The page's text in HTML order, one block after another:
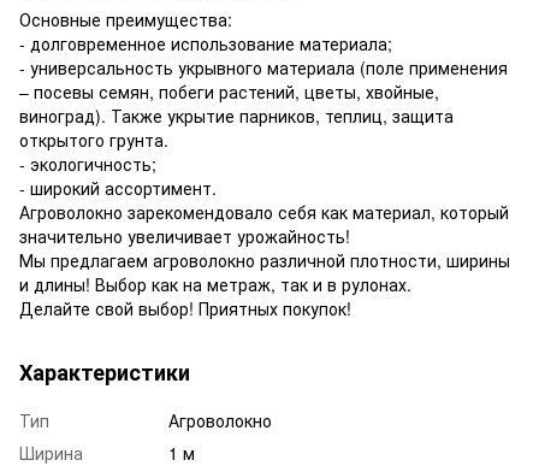
Основные преимущества:
- долговременное использование материала;
- универсальность укрывного материала (поле применения
– посевы семян, побеги растений, цветы, хвойные,
виноград). Также укрытие парников, теплиц, защита
открытого грунта.
- экологичность;
- широкий ассортимент.
Агроволокно зарекомендовало себя как материал, который
значительно увеличивает урожайность!
Мы предлагаем агроволокно различной плотности, ширины
и длины! Выбор как на метраж, так и в рулонах.
Делайте свой выбор! Приятных покупок!
Характеристики
Тип
Агроволокно
Ширина
1 м